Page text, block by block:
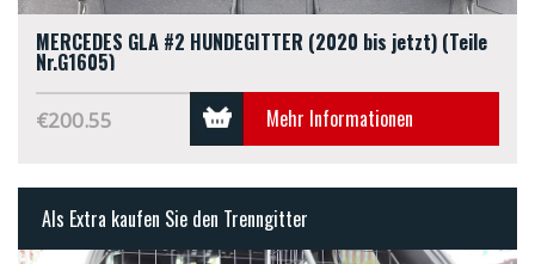
MERCEDES GLA #2 HUNDEGITTER (2020 bis jetzt) (Teile
Nr.G1605)
€200.55 Mehr Informationen
Als Extra kaufen Sie den Trenngitter